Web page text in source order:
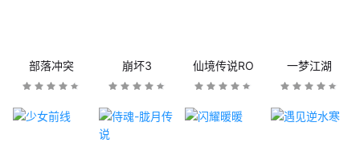
部落冲突 崩坏3 仙境传说RO 一梦江湖